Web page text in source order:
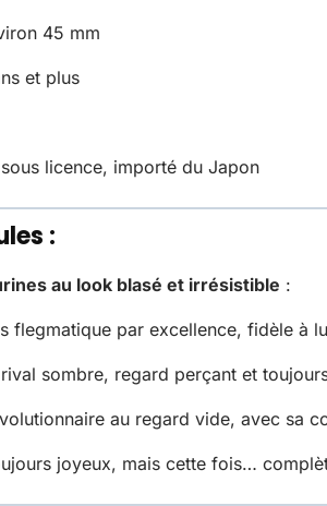
45 mm
et plus
licence, importé du Japon
:
au look blasé et irrésistible :
flegmatique par excellence, fidèle à
sombre, regard perçant et
au regard vide, avec sa
joyeux, mais cette fois…